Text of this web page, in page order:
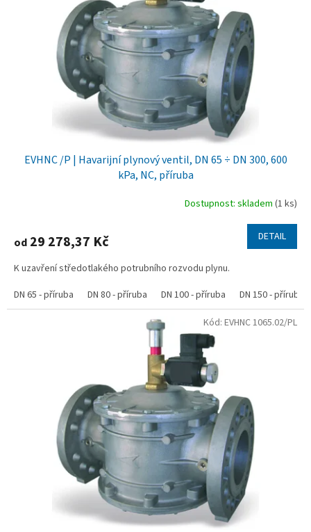
EVHNC /P | Havarijní plynový ventil, DN 65 ÷ DN 300, 600
kPa, NC, příruba
Dostupnost: skladem (1 ks)
od 29 278,37 Kč DETAIL
K uzavření středotlakého potrubního rozvodu plynu.
DN 65 - příruba
DN 80 - příruba DN 100 - příruba DN 150 - příruba
Kód: EVHNC 1065.02/PL